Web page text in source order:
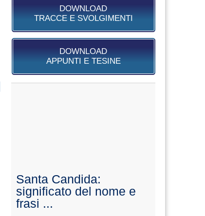
DOWNLOAD
TRACCE E SVOLGIMENTI
DOWNLOAD
APPUNTI E TESINE
Santa Candida:
significato del nome e
frasi ...